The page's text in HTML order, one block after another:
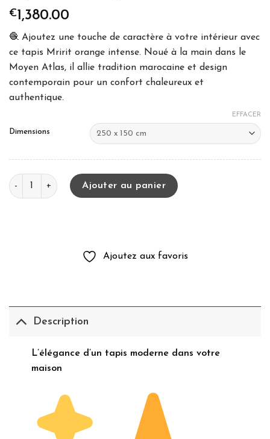
€1,380.00
🧶 Ajoutez une touche de caractère à votre intérieur avec
ce tapis Mririt orange intense. Noué à la main dans le
Moyen Atlas, il allie tradition marocaine et design
contemporain pour un confort chaleureux et
authentique.
Dimensions
EFFACER
quantité de Tapis Mririt orange
Ajouter au panier
Ajoutez aux favoris
Description
L’élégance d’un tapis moderne dans votre
maison